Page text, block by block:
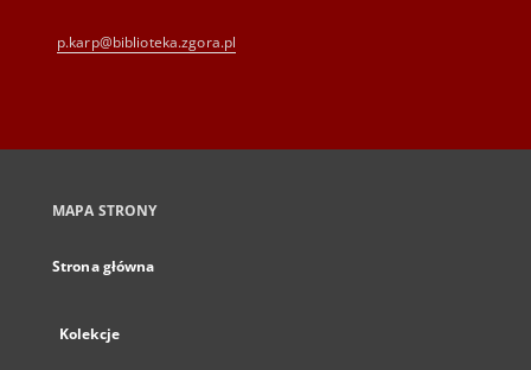
p.karp@biblioteka.zgora.pl
MAPA STRONY
Strona główna
Kolekcje